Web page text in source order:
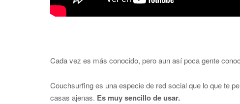
Cada vez es más conocido, pero aun así poca gente
Couchsurfing es una especie de red social que lo que te
casas ajenas. Es muy sencillo de usar.